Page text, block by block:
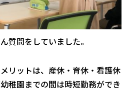
質問をしていました。
リットは、産休・育休・看護休
稚園までの間は時短勤務ができ